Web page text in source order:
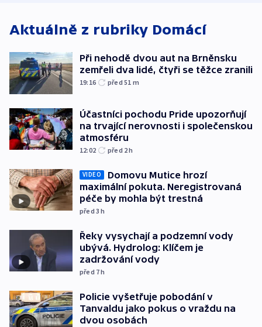
Aktuálně z rubriky Domácí
Při nehodě dvou aut na Brněnsku
zemřeli dva lidé, čtyři se těžce zranili
19:16 před 51 m
Účastníci pochodu Pride upozorňují
na trvající nerovnosti i společenskou
atmosféru
12:02 před 2h
VIDEO
Domovu Mutice hrozí
maximální pokuta. Neregistrovaná
péče by mohla být trestná
před 3h
Řeky vysychají a podzemní vody
ubývá. Hydrolog: Klíčem je
zadržování vody
před 7h
Policie vyšetřuje pobodání v
Tanvaldu jako pokus o vraždu na
dvou osobách